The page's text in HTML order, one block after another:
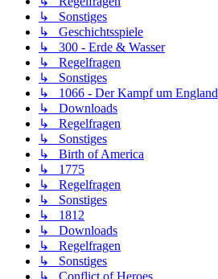
↳ Sonstiges
↳ Geschichtsspiele
↳ 300 - Erde & Wasser
↳ Regelfragen
↳ Sonstiges
↳ 1066 - Der Kampf um England
↳ Downloads
↳ Regelfragen
↳ Sonstiges
↳ Birth of America
↳ 1775
↳ Regelfragen
↳ Sonstiges
↳ 1812
↳ Downloads
↳ Regelfragen
↳ Sonstiges